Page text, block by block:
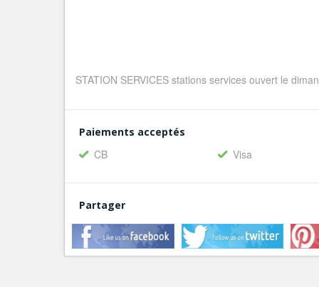
STATION SERVICES stations services ouvert le
Paiements acceptés
CB Visa
Partager